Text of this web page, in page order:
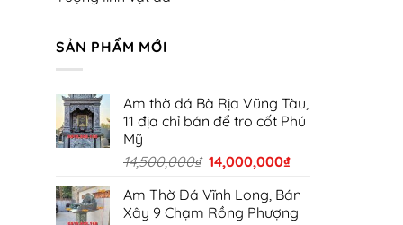
SẢN PHẨM MỚI
Am thờ đá Bà Rịa Vũng Tàu,
11 địa chỉ bán để tro cốt Phú
Mỹ
14,500,000₫ Giá
là:
14,500,000₫.
14,000,000₫Giá
tại
là:
Am Thờ Đá Vĩnh Long, Bán
Xây 9 Chạm Rồng Phượng